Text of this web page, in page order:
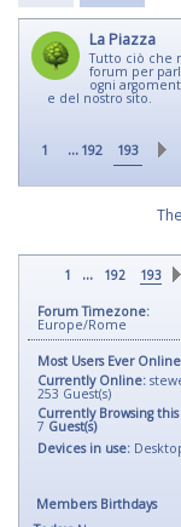
La Piazza
Tutto ciò che
forum per
ogni
e del nostro sito.
1 ... 192 193
1 ... 192 193
Forum Timezone:
Europe/Rome
Most Users Ever
Currently Online:
253 Guest(s)
Currently Browsing this
7 Guest(s)
Devices in use:
Members Birthdays